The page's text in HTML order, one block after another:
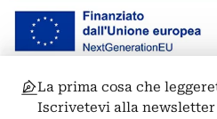
© 2011-2026 ARTRIBUNE srl –
00186 Roma - P.I. 11381581005
La prima cosa che
Iscrivetevi alla